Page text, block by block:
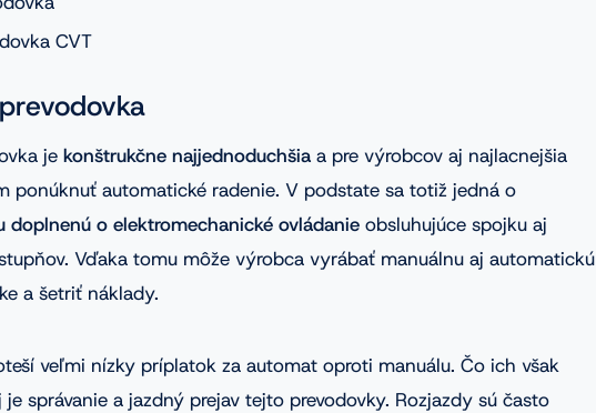
CVT
je konštrukčne najjednoduchšia a pre výrobcov aj najlacnejšia
ponúknuť automatické radenie. V podstate sa totiž jedná o
doplnenú o elektromechanické ovládanie obsluhujúce spojku aj
Vďaka tomu môže výrobca vyrábať manuálnu aj automatickú
a šetriť náklady.
veľmi nízky príplatok za automat oproti manuálu. Čo ich však
správanie a jazdný prejav tejto prevodovky. Rozjazdy sú často